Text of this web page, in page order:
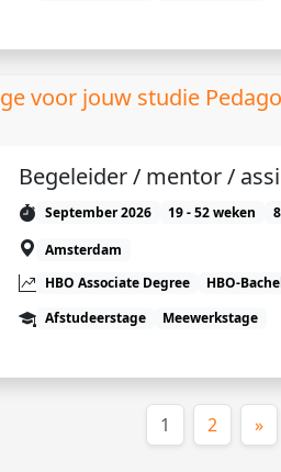
voor jouw studie
Begeleider / mentor /
September 2026 19 - 52 weken
Amsterdam
HBO Associate Degree
HBO-
Afstudeerstage
Meewerkstage
1 (huidige)
2 »